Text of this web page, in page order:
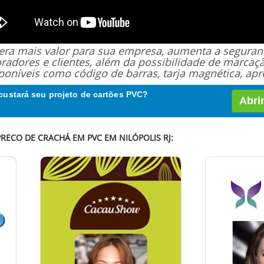
mais valor para sua empresa, aumenta a
e clientes, além da possibilidade de
como código de barras, tarja magnética,
seu projeto de cartões PVC?
DE CRACHÁ EM PVC EM NILÓPOLIS RJ: